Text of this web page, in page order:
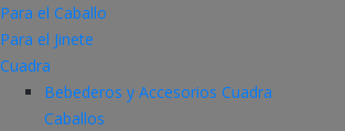
Para el Caballo
Para el Jinete
Cuadra
Bebederos y Accesorios Cuadra
Caballos